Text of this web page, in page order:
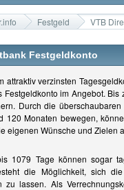
Festgeld VTB
Festgeldkonto
attraktiv verzinsten
Festgeldkonto im Angebot.
Durch die
120 Monaten bewegen,
eigenen Wünsche und Zielen
1079 Tage können sogar
die Möglichkeit, sich
zu lassen. Als